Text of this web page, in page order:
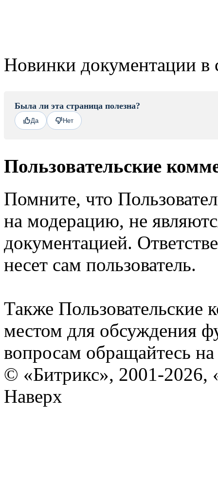
Новинки документации в
Была ли эта страница полезна?
Да Нет
Пользовательские
Помните, что
на модерацию, не
документацией.
несет сам пользователь.
Также Пользовательские
местом для обсуждения
вопросам обращайтесь
© «Битрикс», 2001-2026,
Наверх